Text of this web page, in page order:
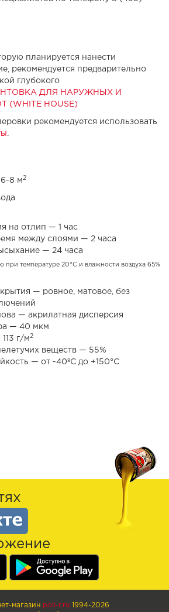
планируется нанести
рекомендуется предварительно
глубокого
ДЛЯ НАРУЖНЫХ И
(WHITE HOUSE)
рекомендуется использовать
.
6-8 м 2
на отлип — 1 час
между слоями — 2 часа
— 24 часа
температуре 20°С и влажности воздуха 65%
— ровное, матовое, без
— акрилатная дисперсия
— 40 мкм
г/м 2
веществ — 55%
— от -40ºС до +150°С
магазин poli-r.ru1994-2026